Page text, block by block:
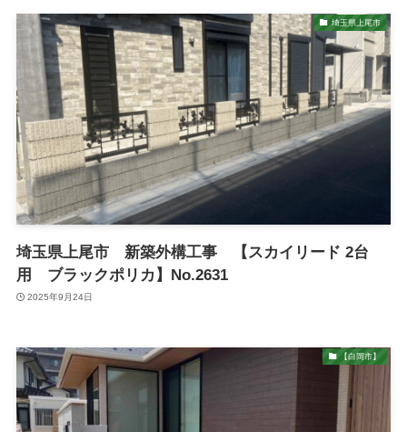
埼玉県上尾市
埼玉県上尾市 新築外構工事 【スカイリード 2台
用 ブラックポリカ】No.2631
2025年9月24日
【白岡市】